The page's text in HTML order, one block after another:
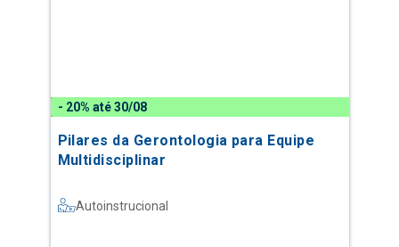
- 20% até 30/08
Pilares da Gerontologia para Equipe
Multidisciplinar
Autoinstrucional